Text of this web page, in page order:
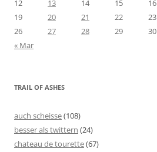
12
13 14 15 16
19
20 21 22 23
26
27 28 29
30
« Mar
TRAIL OF ASHES
auch scheisse(108)
besser als twittern (24)
chateau de tourette(67)